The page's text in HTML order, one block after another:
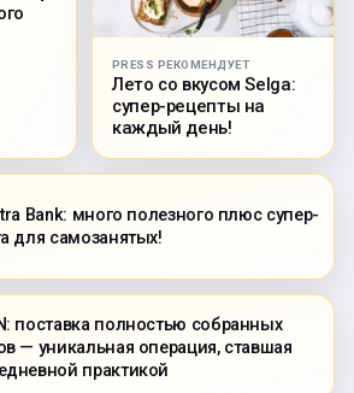
PRESS РЕКОМЕНДУЕТ
Лето со вкусом Selga:
супер-рецепты на
каждый день!
Bank: много полезного плюс супер-
для самозанятых!
поставка полностью собранных
— уникальная операция, ставшая
практикой